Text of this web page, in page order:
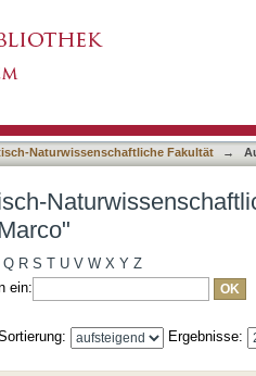
Naturwissenschaftliche Fakultät →
Q R S T U V W X Y Z
ein:
Ergebnisse: